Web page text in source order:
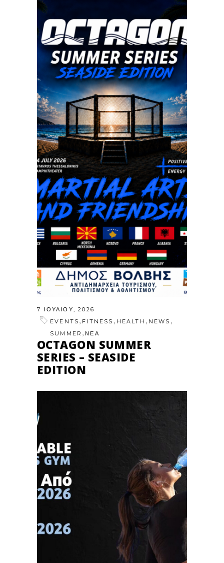
7 ΙΟΥΛΊΟΥ, 2026
EVENTS , FITNESS , HEALTH , NEWS ,
SUMMER ,ΝΕΑ
OCTAGON SUMMER
SERIES – SEASIDE
EDITION